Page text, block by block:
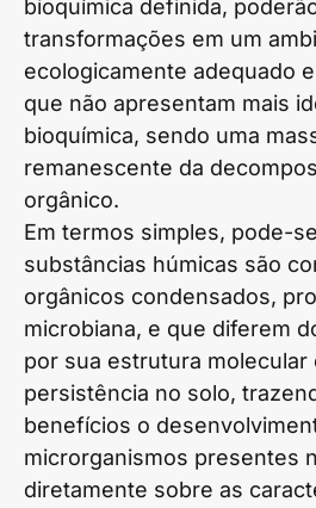
bioquímica definida,
transformações em um
ecologicamente adequado
que não apresentam mais
bioquímica, sendo uma
remanescente da
orgânico.
Em termos simples, pode-
substâncias húmicas são
orgânicos condensados,
microbiana, e que diferem
por sua estrutura molecular
persistência no solo,
benefícios o
microrganismos presentes
diretamente sobre as